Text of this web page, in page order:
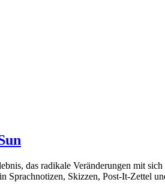
das radikale Veränderungen mit
Sprachnotizen, Skizzen, Post-It-Zettel